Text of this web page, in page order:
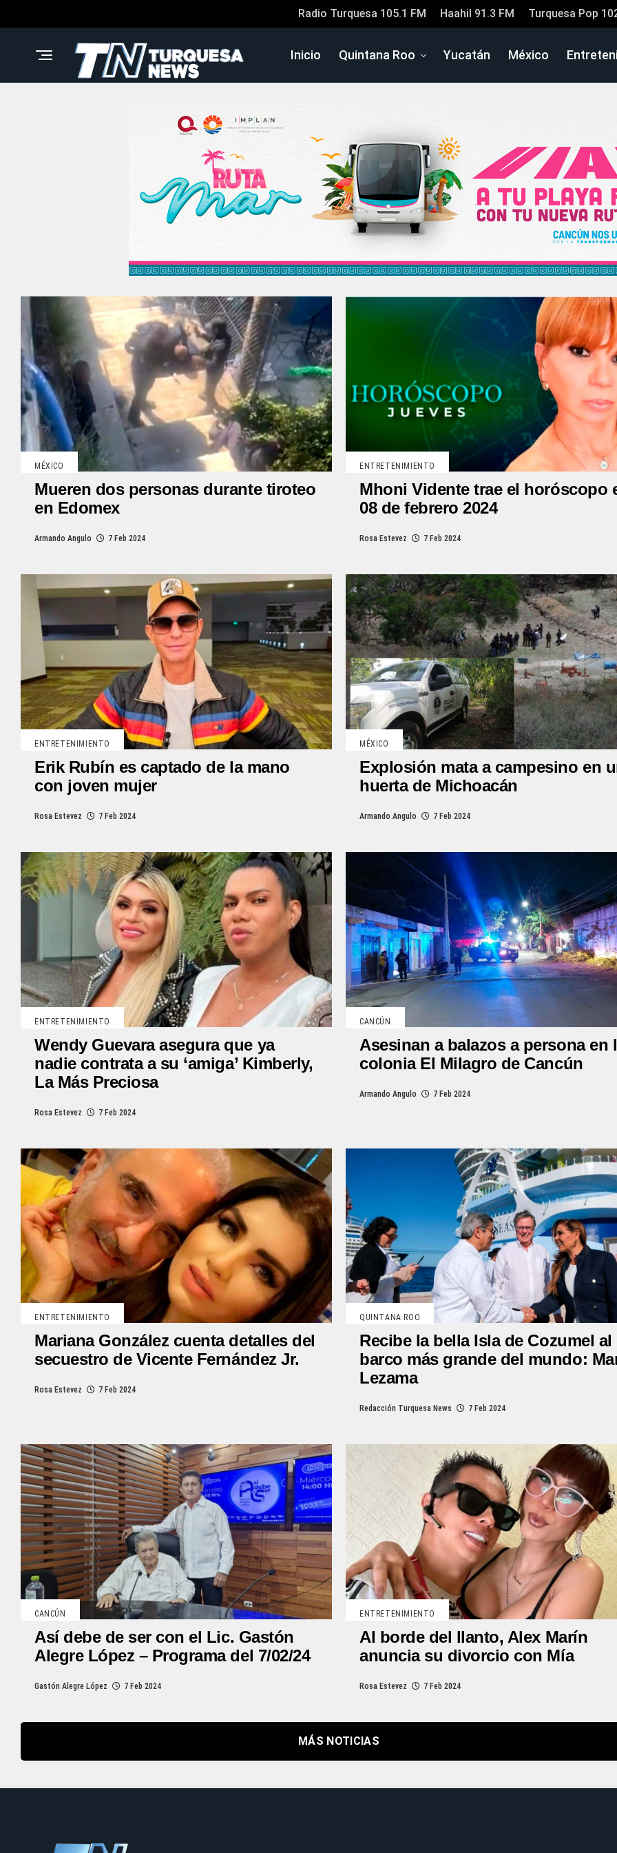
Radio Turquesa 105.1 FM Haahil 91.3 FM Turquesa Pop
Inicio Quintana Roo Yucatán México
MÉXICO
Mueren dos personas durante tiroteo
en Edomex
Armando Angulo 7 Feb 2024
ENTRETENIMIENTO
Mhoni Vidente trae el horóscopo
08 de febrero 2024
Rosa Estevez 7 Feb 2024
ENTRETENIMIENTO
Erik Rubín es captado de la mano
con joven mujer
Rosa Estevez 7 Feb 2024
MÉXICO
Explosión mata a campesino en
huerta de Michoacán
Armando Angulo 7 Feb 2024
ENTRETENIMIENTO
Wendy Guevara asegura que ya
nadie contrata a su ‘amiga’ Kimberly,
La Más Preciosa
Rosa Estevez 7 Feb 2024
CANCÚN
Asesinan a balazos a persona en
colonia El Milagro de Cancún
Armando Angulo 7 Feb 2024
ENTRETENIMIENTO
Mariana González cuenta detalles del
secuestro de Vicente Fernández Jr.
Rosa Estevez 7 Feb 2024
QUINTANA ROO
Recibe la bella Isla de Cozumel al
barco más grande del mundo:
Lezama
Redacción Turquesa News 7 Feb 2024
CANCÚN
Así debe de ser con el Lic. Gastón
Alegre López – Programa del 7/02/24
Gastón Alegre López 7 Feb 2024
ENTRETENIMIENTO
Al borde del llanto, Alex Marín
anuncia su divorcio con Mía
Rosa Estevez 7 Feb 2024
MÁS NOTICIAS